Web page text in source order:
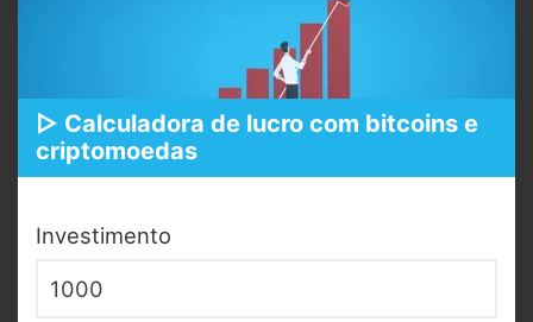
▷ Calculadora de lucro com bitcoins e
criptomoedas
Investimento